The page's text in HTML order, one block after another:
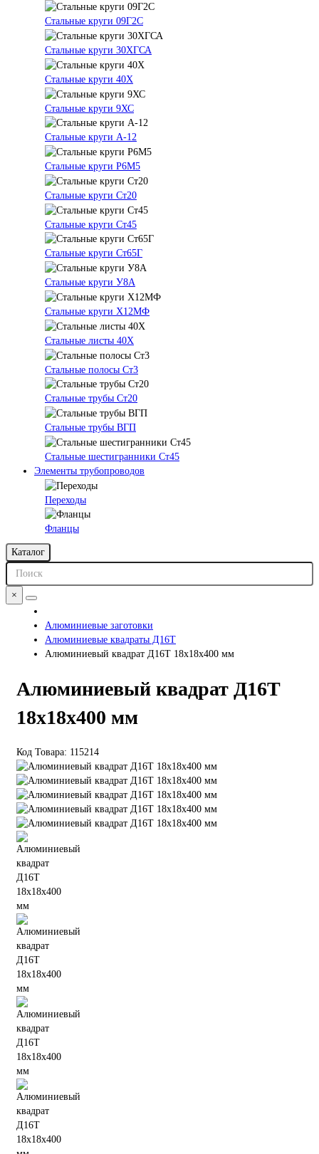
Стальные круги 09Г2С
Стальные круги 30ХГСА
Стальные круги 40Х
Стальные круги 9ХС
Стальные круги А-12
Стальные круги Р6М5
Стальные круги Ст20
Стальные круги Ст45
Стальные круги Ст65Г
Стальные круги У8А
Стальные круги Х12МФ
Стальные листы 40Х
Стальные полосы Ст3
Стальные трубы Ст20
Стальные трубы ВГП
Стальные шестигранники Ст45
Элементы трубопроводов
Переходы
Фланцы
Каталог
×
Алюминиевые заготовки
Алюминиевые квадраты Д16Т
Алюминиевый квадрат Д16Т 18х18х400 мм
Алюминиевый квадрат Д16Т
18х18х400 мм
Код Товара: 115214